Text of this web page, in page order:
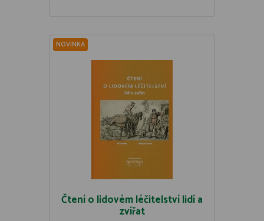
NOVINKA
Čtení o lidovém léčitelství lidí a
zvířat